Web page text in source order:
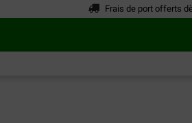
Frais de port offerts